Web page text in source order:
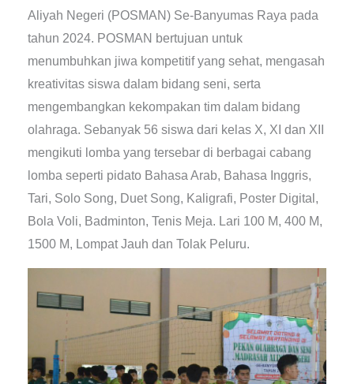
Aliyah Negeri (POSMAN) Se-Banyumas Raya pada
tahun 2024. POSMAN bertujuan untuk
menumbuhkan jiwa kompetitif yang sehat, mengasah
kreativitas siswa dalam bidang seni, serta
mengembangkan kekompakan tim dalam bidang
olahraga. Sebanyak 56 siswa dari kelas X, XI dan XII
mengikuti lomba yang tersebar di berbagai cabang
lomba seperti pidato Bahasa Arab, Bahasa Inggris,
Tari, Solo Song, Duet Song, Kaligrafi, Poster Digital,
Bola Voli, Badminton, Tenis Meja. Lari 100 M, 400 M,
1500 M, Lompat Jauh dan Tolak Peluru.